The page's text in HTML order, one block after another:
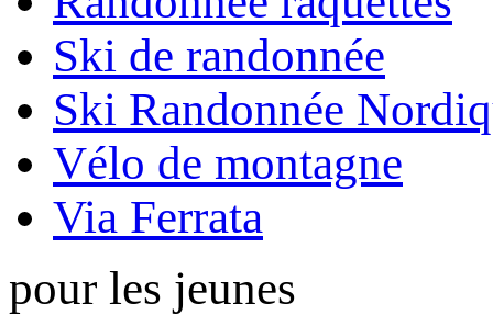
Ski de randonnée
Ski Randonnée
Vélo de montagne
Via Ferrata
pour les jeunes